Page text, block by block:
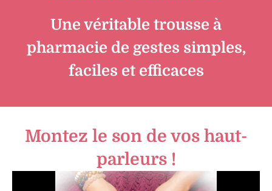
Une véritable trousse à
pharmacie de gestes simples,
faciles et efficaces
Montez le son de vos haut-
parleurs !